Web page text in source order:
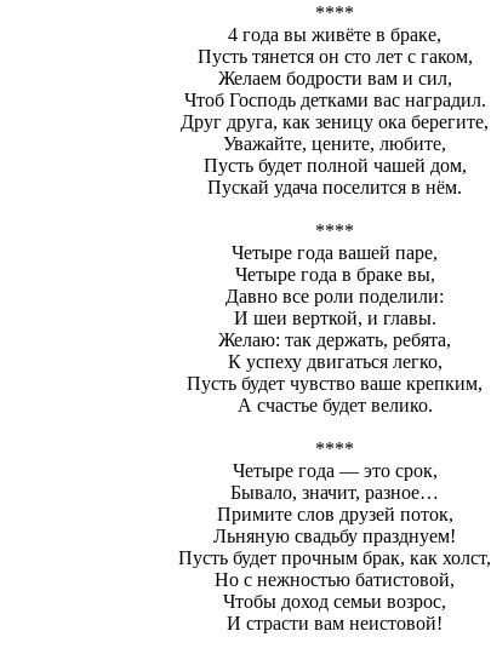
****
4 года вы живёте в браке,
Пусть тянется он сто лет с гаком,
Желаем бодрости вам и сил,
Чтоб Господь детками вас наградил.
Друг друга, как зеницу ока берегите,
Уважайте, цените, любите,
Пусть будет полной чашей дом,
Пускай удача поселится в нём.
****
Четыре года вашей паре,
Четыре года в браке вы,
Давно все роли поделили:
И шеи верткой, и главы.
Желаю: так держать, ребята,
К успеху двигаться легко,
Пусть будет чувство ваше крепким,
А счастье будет велико.
****
Четыре года — это срок,
Бывало, значит, разное…
Примите слов друзей поток,
Льняную свадьбу празднуем!
Пусть будет прочным брак, как холст,
Но с нежностью батистовой,
Чтобы доход семьи возрос,
И страсти вам неистовой!